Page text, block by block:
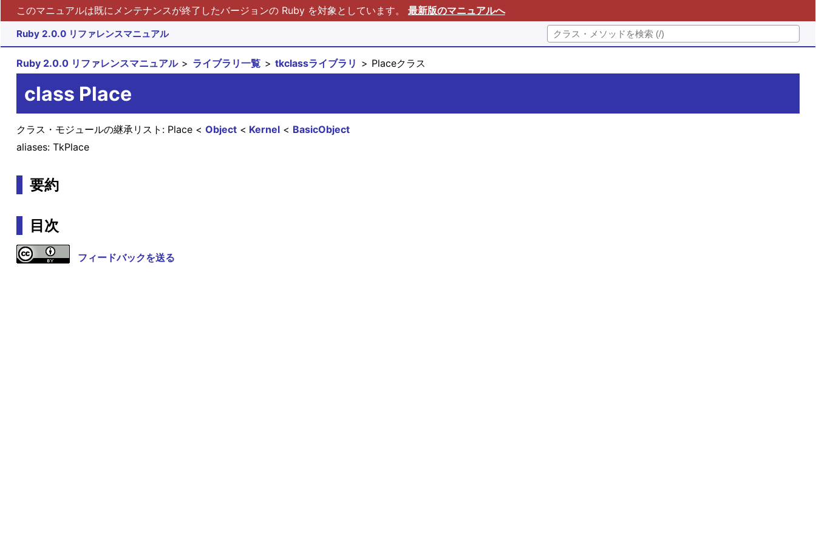
このマニュアルは既にメンテナンスが終了したバージョンの Ruby を対象としています。 最新版のマニュアルへ
Ruby 2.0.0 リファレンスマニュアル
Ruby 2.0.0 リファレンスマニュアル ライブラリ一覧 tkclassライブラリ Placeクラス
class Place
クラス・モジュールの継承リスト: BasicObject
Kernel
Object
Place
aliases: TkPlace
要約
目次
フィードバックを送る